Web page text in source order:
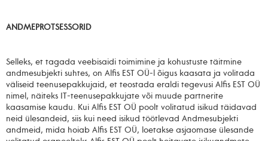
ANDMEPROTSESSORID
Selleks, et tagada veebisaidi toimimine ja kohustuste täitmine
andmesubjekti suhtes, on Alfis EST OÜ-l õigus kaasata ja volitada
väliseid teenusepakkujaid, et teostada eraldi tegevusi Alfis EST OÜ
nimel, näiteks IT-teenusepakkujate või muude partnerite
kaasamise kaudu. Kui Alfis EST OÜ poolt volitatud isikud täidavad
neid ülesandeid, siis kui need isikud töötlevad Andmesubjekti
andmeid, mida hoiab Alfis EST OÜ, loetakse asjaomase ülesande